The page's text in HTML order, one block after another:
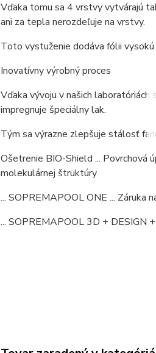
Vďaka tomu sa 4 vrstvy vytvárajú
ani za tepla nerozdeľuje na vrstvy.
Toto vystuženie dodáva fólii
Inovatívny výrobný proces
Vďaka vývoju v našich
impregnuje špeciálny lak.
Tým sa výrazne zlepšuje stálosť
Ošetrenie BIO-Shield ... Povrchová
molekulárnej štruktúry
... SOPREMAPOOL ONE ... Záruka
... SOPREMAPOOL 3D + DESIGN
... Záruka na